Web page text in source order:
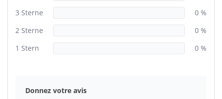
3 Sterne
0 %
2 Sterne
0 %
1 Stern
0 %
Donnez votre avis